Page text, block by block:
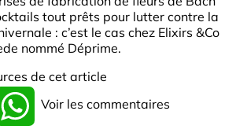
tout prêts pour lutter contre la
: c’est le cas chez Elixirs &Co
nommé Déprime.
de cet article
WhatsApp
Voir les commentaires